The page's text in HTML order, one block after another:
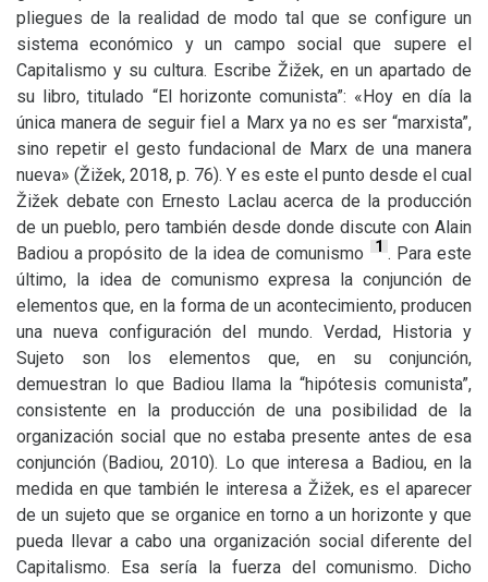
pliegues de la realidad de modo tal que se configure un
sistema económico y un campo social que supere el
Capitalismo y su cultura. Escribe Žižek, en un apartado de
su libro, titulado “El horizonte comunista”: «Hoy en día la
única manera de seguir fiel a Marx ya no es ser “marxista”,
sino repetir el gesto fundacional de Marx de una manera
nueva» (Žižek, 2018, p. 76). Y es este el punto desde el cual
Žižek debate con Ernesto Laclau acerca de la producción
de un pueblo, pero también desde donde discute con Alain
Badiou a propósito de la idea de comunismo
1 . Para este
último, la idea de comunismo expresa la conjunción de
elementos que, en la forma de un acontecimiento, producen
una nueva configuración del mundo. Verdad, Historia y
Sujeto son los elementos que, en su conjunción,
demuestran lo que Badiou llama la “hipótesis comunista”,
consistente en la producción de una posibilidad de la
organización social que no estaba presente antes de esa
conjunción (Badiou, 2010). Lo que interesa a Badiou, en la
medida en que también le interesa a Žižek, es el aparecer
de un sujeto que se organice en torno a un horizonte y que
pueda llevar a cabo una organización social diferente del
Capitalismo. Esa sería la fuerza del comunismo. Dicho